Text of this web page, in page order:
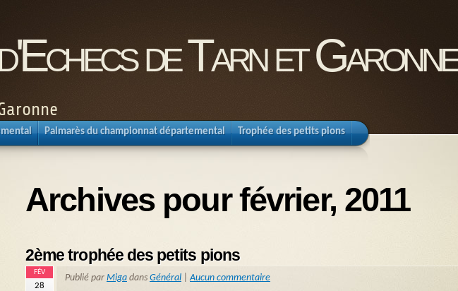
de Tarn et Garonne
Palmarès du championnat départemental Trophée des petits pions
Archives pour février, 2011
2ème trophée des petits pions
FÉV
28
Publié par Miga dans Général |Aucun commentaire